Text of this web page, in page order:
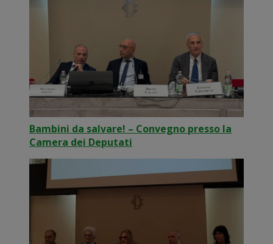
Bambini da salvare! – Convegno presso la
Camera dei Deputati